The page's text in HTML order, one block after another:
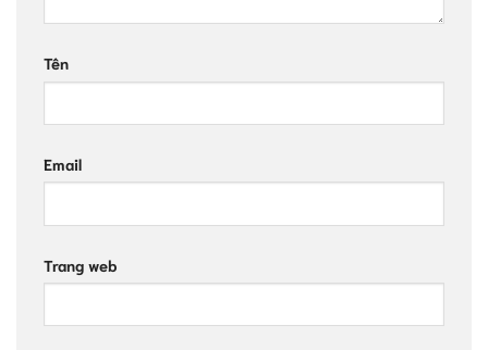
Tên
Email
Trang web